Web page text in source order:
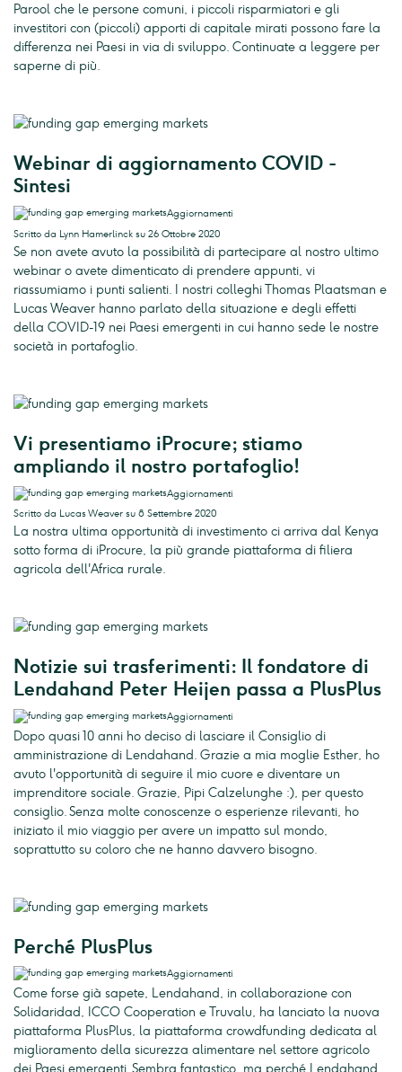
Parool che le persone comuni, i piccoli risparmiatori e gli
investitori con (piccoli) apporti di capitale mirati possono fare la
differenza nei Paesi in via di sviluppo. Continuate a leggere per
saperne di più.
Webinar di aggiornamento COVID -
Sintesi
Aggiornamenti
Scritto da Lynn Hamerlinck su 26 Ottobre 2020
Se non avete avuto la possibilità di partecipare al nostro ultimo
webinar o avete dimenticato di prendere appunti, vi
riassumiamo i punti salienti. I nostri colleghi Thomas Plaatsman e
Lucas Weaver hanno parlato della situazione e degli effetti
della COVID-19 nei Paesi emergenti in cui hanno sede le nostre
società in portafoglio.
Vi presentiamo iProcure; stiamo
ampliando il nostro portafoglio!
Aggiornamenti
Scritto da Lucas Weaver su 8 Settembre 2020
La nostra ultima opportunità di investimento ci arriva dal Kenya
sotto forma di iProcure, la più grande piattaforma di filiera
agricola dell'Africa rurale.
Notizie sui trasferimenti: Il fondatore di
Lendahand Peter Heijen passa a PlusPlus
Aggiornamenti
Dopo quasi 10 anni ho deciso di lasciare il Consiglio di
amministrazione di Lendahand. Grazie a mia moglie Esther, ho
avuto l'opportunità di seguire il mio cuore e diventare un
imprenditore sociale. Grazie, Pipi Calzelunghe :), per questo
consiglio. Senza molte conoscenze o esperienze rilevanti, ho
iniziato il mio viaggio per avere un impatto sul mondo,
soprattutto su coloro che ne hanno davvero bisogno.
Perché PlusPlus
Aggiornamenti
Come forse già sapete, Lendahand, in collaborazione con
Solidaridad, ICCO Cooperation e Truvalu, ha lanciato la nuova
piattaforma PlusPlus, la piattaforma crowdfunding dedicata al
miglioramento della sicurezza alimentare nel settore agricolo
dei Paesi emergenti. Sembra fantastico, ma perché Lendahand